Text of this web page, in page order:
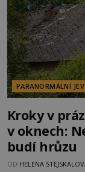
PARANORMÁLNÍ
Kroky v
v oknech:
budí hrůzu
OD HELENA